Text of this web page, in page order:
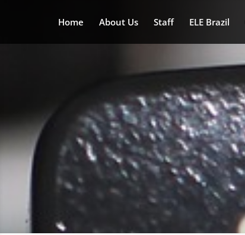
Home About Us Staff ELE Brazil